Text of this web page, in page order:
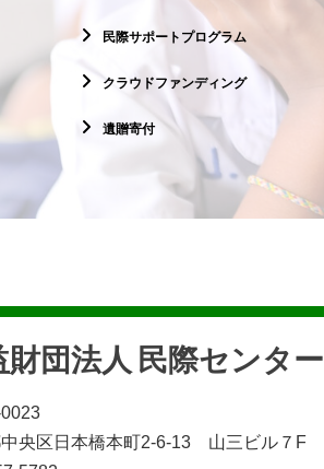
民際サポートプログラム
クラウドファンディング
遺贈寄付
財団法人 民際センター
央区日本橋本町2-6-13 山三ビル７F